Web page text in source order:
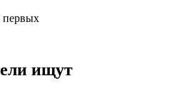
первых
ищут